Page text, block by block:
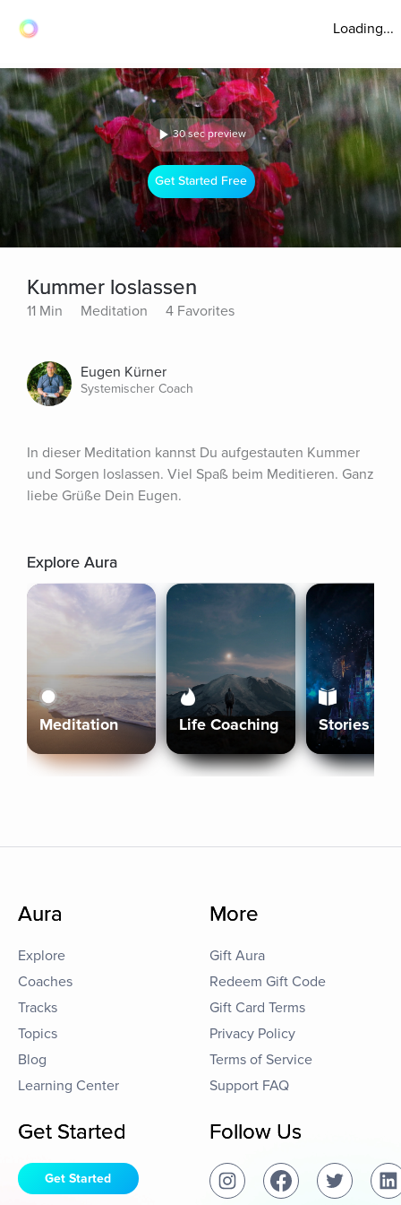
Loading...
30 sec preview
Get Started Free
Kummer loslassen
11 Min Meditation 4 Favorites
Eugen Kürner
Systemischer Coach
In dieser Meditation kannst Du aufgestauten Kummer
und Sorgen loslassen. Viel Spaß beim Meditieren. Ganz
liebe Grüße Dein Eugen.
Explore Aura
Meditation Life Coaching Stories
Aura
Explore
Coaches
Tracks
Topics
Blog
Learning Center
More
Gift Aura
Redeem Gift Code
Gift Card Terms
Privacy Policy
Terms of Service
Support FAQ
Get Started
Get Started
Follow Us